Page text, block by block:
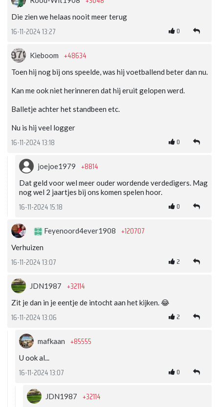
Die zien we helaas nooit meer terug
16-11-2024 13:27 0
Kieboom +48634
Toen hij nog bij ons speelde, was hij voetballend beter dan nu.
Kan me ook niet herinneren dat hij eruit gelopen werd.
Balletje achter het standbeen etc.
Nu is hij veel logger
16-11-2024 13:18 0
joejoe1979 +8814
Dat geld voor wel meer ouder wordende verdedigers. Mag
nog wel 2 jaartjes bij ons komen spelen hoor.
16-11-2024 15:18 0
Feyenoord4ever1908 +120707
Verhuizen
16-11-2024 13:07 2
JDN1987 +32114
Zit je dan in je eentje de intocht aan het kijken. 😂
16-11-2024 13:06 2
mafkaan +85555
U ook al...
16-11-2024 13:07 0
JDN1987 +32114